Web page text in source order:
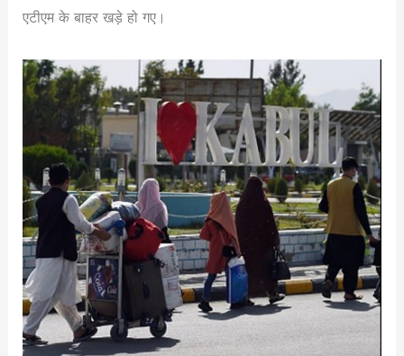
एटीएम के बाहर खड़े हो गए।